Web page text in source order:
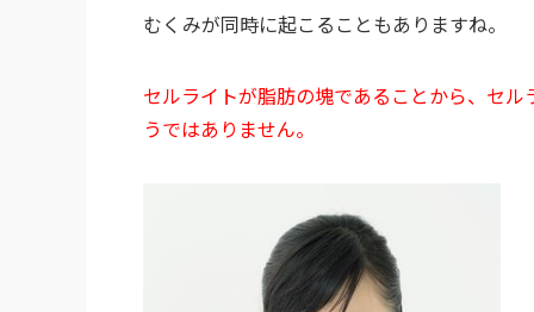
むくみが同時に起こることもありますね。
セルライトが脂肪の塊であることから、セ
うではありません。